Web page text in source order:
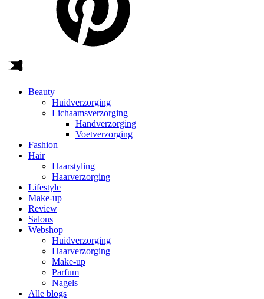
Beauty
Huidverzorging
Lichaamsverzorging
Handverzorging
Voetverzorging
Fashion
Hair
Haarstyling
Haarverzorging
Lifestyle
Make-up
Review
Salons
Webshop
Huidverzorging
Haarverzorging
Make-up
Parfum
Nagels
Alle blogs